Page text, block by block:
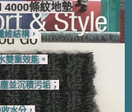
4000條紋地墊
維結構，
雙重效能。
並沉積污垢；